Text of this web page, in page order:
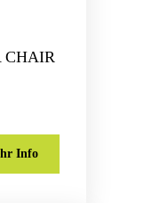
CHAIR
Info